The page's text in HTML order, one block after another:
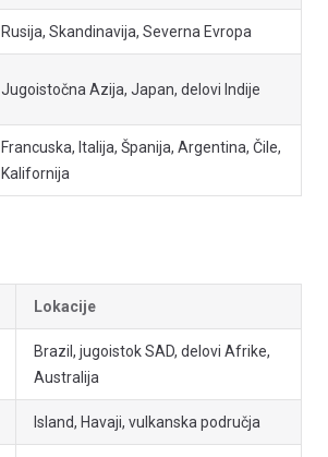
Rusija, Skandinavija, Severna Evropa
Jugoistočna Azija, Japan, delovi Indije
Francuska, Italija, Španija, Argentina, Čile,
Kalifornija
Lokacije
Brazil, jugoistok SAD, delovi Afrike,
Australija
Island, Havaji, vulkanska područja